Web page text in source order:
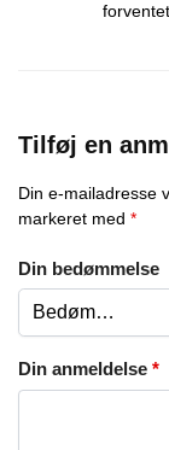
forventet
Tilføj en
Din e-mailadresse
markeret med *
Din bedømmelse
Din anmeldelse *